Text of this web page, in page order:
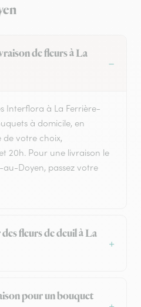
de fleurs à La
Interflora à La Ferrière-
à domicile, en
de votre choix,
20h. Pour une livraison le
Doyen, passez votre
fleurs de deuil à La
pour un bouquet